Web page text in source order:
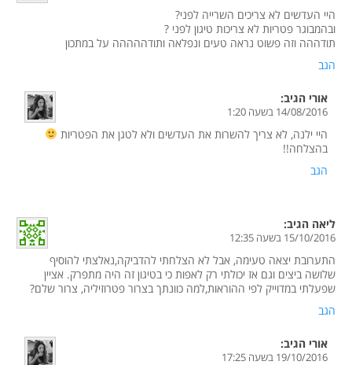
היי העדשים לא צריכים השרייה לפני?
ובהמבוגר פטריות לא צריכות טיגון לפני ?
תודההה וזה פשוט נראה טעים ונפלאה ותודההההה על במתכון
הגב
אורי הגיב:
14/08/2016 בשעה 1:20
היי ילנה, לא צריך להשרות את העדשים ולא לטגן את הפטריות
בהצלחה!!
הגב
ליאה הגיב:
15/10/2016 בשעה 12:35
התערובת יצאה טעימה, אבל לא הצלחתי להדביקה,נאלצתי להוסיף
שלושה ביצים וגם אז יכולתי רק לאפות כי בטיגון זה היה מתפרק. אציין
שפעלתי במדוייק לפי ההוראות,למה כוונתך בצרור פטרוזיליה, צרור שלם?
הגב
אורי הגיב:
19/10/2016 בשעה 17:25